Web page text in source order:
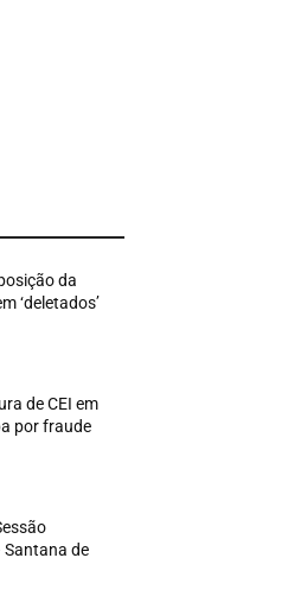
da
‘deletados’
de CEI em
por fraude
Santana de